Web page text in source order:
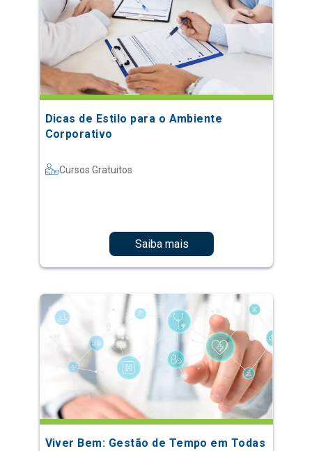
Dicas de Estilo para o Ambiente
Corporativo
Cursos Gratuitos
Saiba mais
Viver Bem: Gestão de Tempo em Todas